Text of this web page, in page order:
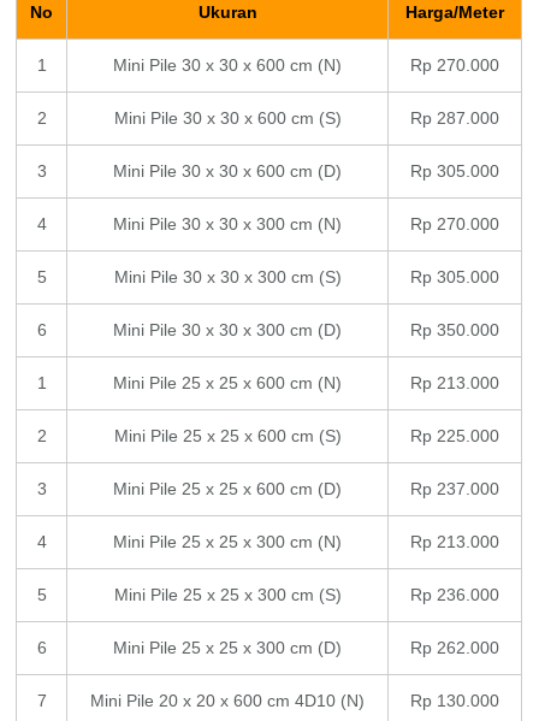
No Ukuran Harga/Meter
1 Mini Pile 30 x 30 x 600 cm (N) Rp 270.000
2 Mini Pile 30 x 30 x 600 cm (S) Rp 287.000
3 Mini Pile 30 x 30 x 600 cm (D) Rp 305.000
4 Mini Pile 30 x 30 x 300 cm (N) Rp 270.000
5 Mini Pile 30 x 30 x 300 cm (S) Rp 305.000
6 Mini Pile 30 x 30 x 300 cm (D) Rp 350.000
1 Mini Pile 25 x 25 x 600 cm (N) Rp 213.000
2 Mini Pile 25 x 25 x 600 cm (S) Rp 225.000
3 Mini Pile 25 x 25 x 600 cm (D) Rp 237.000
4 Mini Pile 25 x 25 x 300 cm (N) Rp 213.000
5 Mini Pile 25 x 25 x 300 cm (S) Rp 236.000
6 Mini Pile 25 x 25 x 300 cm (D) Rp 262.000
7 Mini Pile 20 x 20 x 600 cm 4D10 (N) Rp 130.000